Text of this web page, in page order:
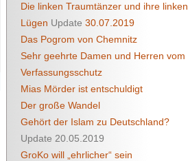
Die linken Traumtänzer und ihre linken
Lügen Update 30.07.2019
Das Pogrom von Chemnitz
Sehr geehrte Damen und Herren vom
Verfassungsschutz
Mias Mörder ist entschuldigt
Der große Wandel
Gehört der Islam zu Deutschland?
Update 20.05.2019
GroKo will „ehrlicher“ sein